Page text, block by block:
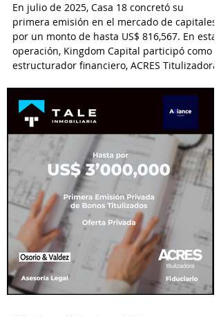
En julio de 2025, Casa 18 concretó su
primera emisión en el mercado de capitales
por un monto de hasta US$ 816,567. En esta
operación, Kingdom Capital participó como
estructurador financiero, ACRES Titulizadora
Estructurador y Lau-Tam & Walde como
asesor legal.